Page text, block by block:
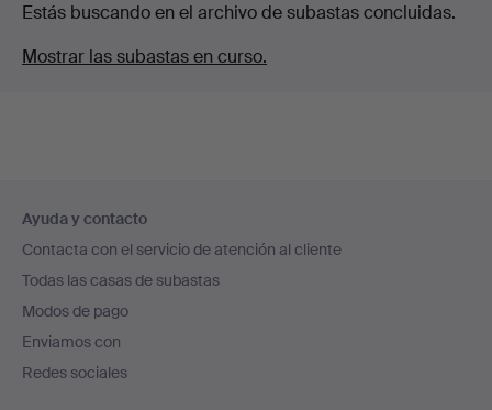
Estás buscando en el archivo de subastas concluidas.
Mostrar las subastas en curso.
en
el
pie
de
página
Ayuda y contacto
Contacta con el servicio de atención al cliente
Todas las casas de subastas
Modos de pago
Enviamos con
Redes sociales